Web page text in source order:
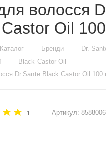
волосся
Oil
Каталог — Бренди — Dr.
— Black Castor Oil —
Dr.Sante Black Castor Oil 100
1 Артикул: